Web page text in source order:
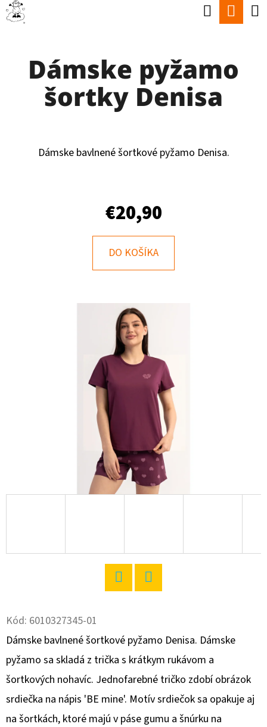
Prejsť
Hľadať
Dámske pyžamo
šortky Denisa
Dámske bavlnené šortkové pyžamo Denisa.
€20,90
DO KOŠÍKA
Kód: 6010327345-01
Dámske bavlnené šortkové pyžamo Denisa. Dámske
pyžamo sa skladá z trička s krátkym rukávom a
šortkových nohavíc. Jednofarebné tričko zdobí obrázok
srdiečka na nápis 'BE mine'. Motív srdiečok sa opakuje aj
na šortkách, ktoré majú v páse gumu a šnúrku na
K
O
HĽADAŤ
R
Ú
Č
A
M
E